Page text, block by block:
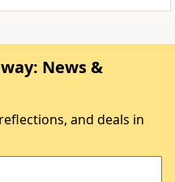
News &
and deals in